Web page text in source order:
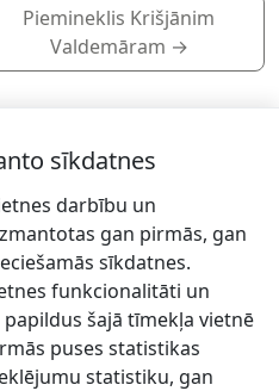
Piemineklis Krišjānim
Valdemāram →
un nepalaid garām
sīkdatnes
darbību un
gan pirmās, gan
sīkdatnes.
funkcionalitāti un
šajā tīmekļa vietnē
puses statistikas
statistiku, gan